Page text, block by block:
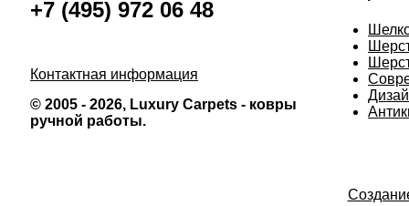
+7 (495) 972 06 48
Контактная информация
© 2005 - 2026, Luxury Carpets - ковры
ручной работы.